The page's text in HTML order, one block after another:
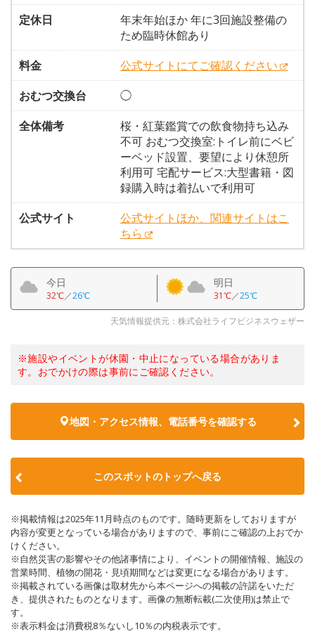
定休日
年末年始ほか 年に3回施設整備の
ため臨時休館あり
料金
公式サイトにてご確認ください
おむつ交換台
◯
全体備考
桜・紅葉鑑賞での飲食物持ち込み
不可 おむつ交換室:トイレ前にベビ
ーベッド設置、要望により休憩所
利用可 宅配サービス:大型書籍・図
録購入時は着払いで利用可
公式サイト
公式サイトほか、関連サイトはこ
ちら
今日
32℃／26℃
明日
31℃／25℃
天気情報提供元：株式会社ライフビジネスウェザー
※施設やイベントが休園・中止になっている場合がありま
す。おでかけの際は事前にご確認ください。
地図・アクセス情報、電話番号を確認する
このスポットのトップへ戻る
※掲載情報は2025年11月時点のものです。随時更新をしておりますが
内容が変更となっている場合がありますので、事前にご確認の上おでか
けください。
※自然災害の影響やその他諸事情により、イベントの開催情報、施設の
営業時間、植物の開花・見頃期間などは変更になる場合があります。
※掲載されている画像は取材先から本ページへの掲載の許諾をいただ
き、提供されたものとなります。画像の無断転載(二次使用)は禁止で
す。
※表示料金は消費税8％ないし10％の内税表示です。